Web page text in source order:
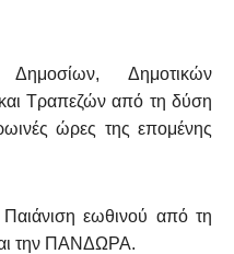
Δημοτικών
Τραπεζών από τη δύση
ώρες της επομένης
εωθινού από τη
την ΠΑΝΔΩΡΑ.